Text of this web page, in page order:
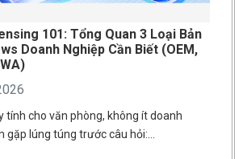
101: Tổng Quan 3 Loại Bản
Doanh Nghiệp Cần Biết (OEM,
tính cho văn phòng, không ít doanh
gặp lúng túng trước câu hỏi:…